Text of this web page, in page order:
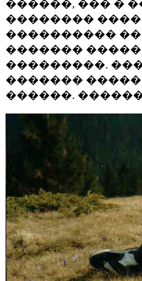
������, ��� �
��������
����������
�������
���������.
�������
������.